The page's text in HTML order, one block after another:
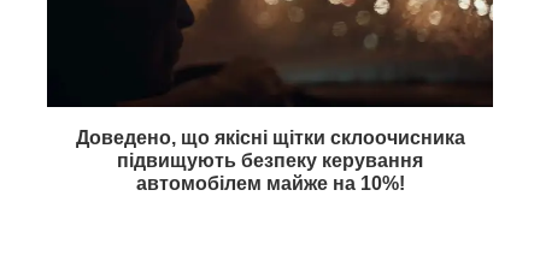
Доведено, що якісні щітки склоочисника
підвищують безпеку керування
автомобілем майже на 10%!